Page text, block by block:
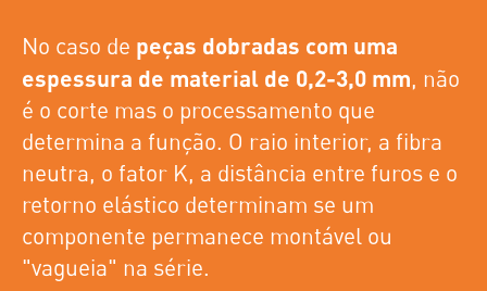
No caso de peças dobradas com uma
espessura de material de 0,2-3,0 mm, não
é o corte mas o processamento que
determina a função. O raio interior, a fibra
neutra, o fator K, a distância entre furos e o
retorno elástico determinam se um
componente permanece montável ou
"vagueia" na série.